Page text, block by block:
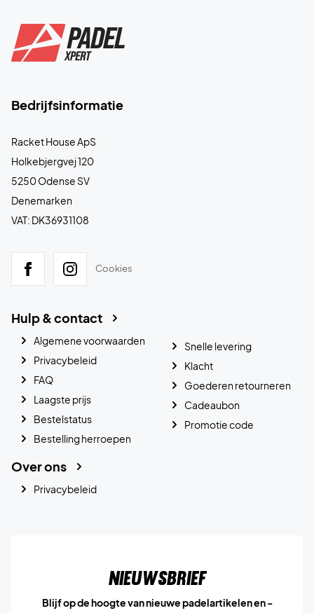
Bedrijfsinformatie
Racket House ApS
Holkebjergvej 120
5250 Odense SV
Denemarken
VAT: DK36931108
Cookies
Hulp & contact
Algemene voorwaarden
Privacybeleid
FAQ
Laagste prijs
Bestelstatus
Bestelling herroepen
Snelle levering
Klacht
Goederen retourneren
Cadeaubon
Promotie code
Over ons
Privacybeleid
Nieuwsbrief
Blijf op de hoogte van nieuwe padelartikelen en -